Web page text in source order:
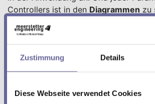
Zustimmung Details
Diese Webseite verwendet Cookies
Controllers ist in den Diagrammen zu
Immer kostenlos enthalten:
TEC Controllern
Auto-Tuning und grafische
Benutzeroberfläche